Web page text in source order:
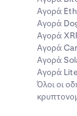
Αγορά
Αγορά
Αγορά
Αγορά
Αγορά
Αγορά
Όλοι οι